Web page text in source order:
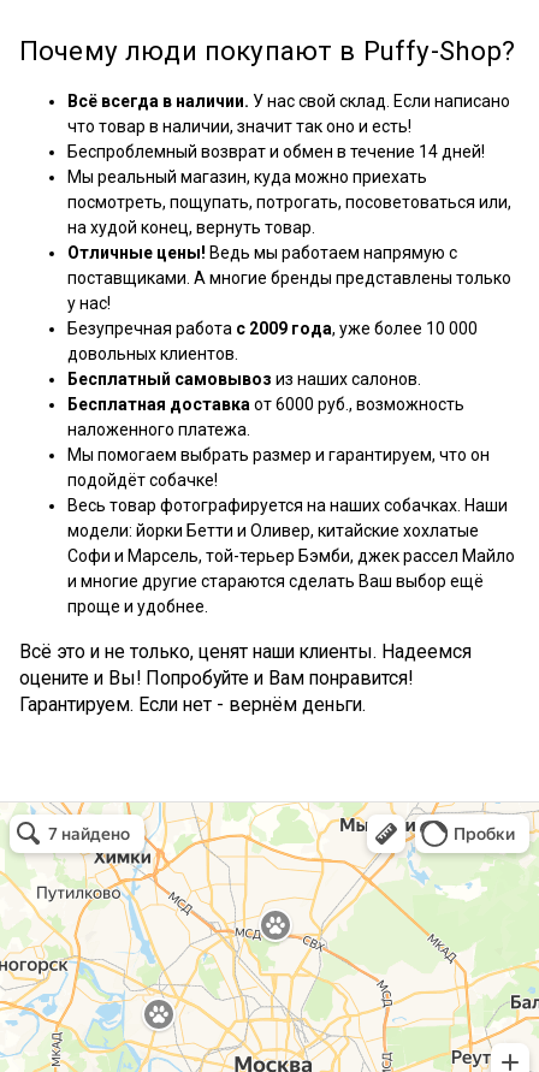
Почему люди покупают в Puffy-Shop?
Всё всегда в наличии. У нас свой склад. Если написано
что товар в наличии, значит так оно и есть!
Беспроблемный возврат и обмен в течение 14 дней!
Мы реальный магазин, куда можно приехать
посмотреть, пощупать, потрогать, посоветоваться или,
на худой конец, вернуть товар.
Отличные цены! Ведь мы работаем напрямую с
поставщиками. А многие бренды представлены только
у нас!
Безупречная работа с 2009 года, уже более 10 000
довольных клиентов.
Бесплатный самовывоз из наших салонов.
Бесплатная доставка от 6000 руб., возможность
наложенного платежа.
Мы помогаем выбрать размер и гарантируем, что он
подойдёт собачке!
Весь товар фотографируется на наших собачках. Наши
модели: йорки Бетти и Оливер, китайские хохлатые
Софи и Марсель, той-терьер Бэмби, джек рассел Майло
и многие другие стараются сделать Ваш выбор ещё
проще и удобнее.
Всё это и не только, ценят наши клиенты. Надеемся
оцените и Вы! Попробуйте и Вам понравится!
Гарантируем. Если нет - вернём деньги.